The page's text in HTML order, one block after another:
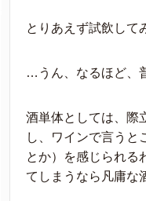
とりあえず試飲して
…うん、なるほど、
酒単体としては、際
し、ワインで言うと
とか）を感じられる
てしまうなら凡庸な